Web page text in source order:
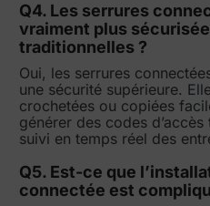
Q4. Les serrures
vraiment plus
traditionnelles ?
Oui, les serrures
une sécurité supérieure.
crochetées ou copiées
générer des codes
suivi en temps réel des
Q5. Est-ce que
connectée est